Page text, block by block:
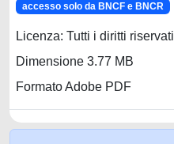
accesso solo da BNCF e BNCR
Licenza: Tutti i diritti riservati
Dimensione 3.77 MB
Formato Adobe PDF